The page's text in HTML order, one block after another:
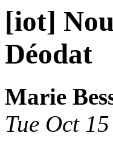
[iot]
Déodat
Marie
Tue Oct